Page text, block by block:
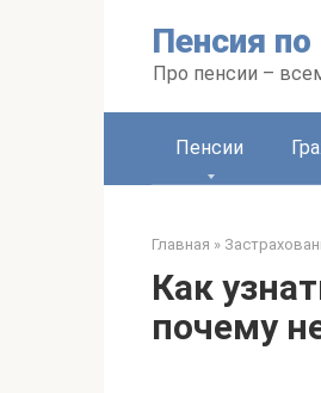
Пенсия по
Про пенсии –
Пенсии
Главная »
Как
почему